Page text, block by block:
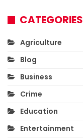
CATEGORIES
Agriculture
Blog
Business
Crime
Education
Entertainment